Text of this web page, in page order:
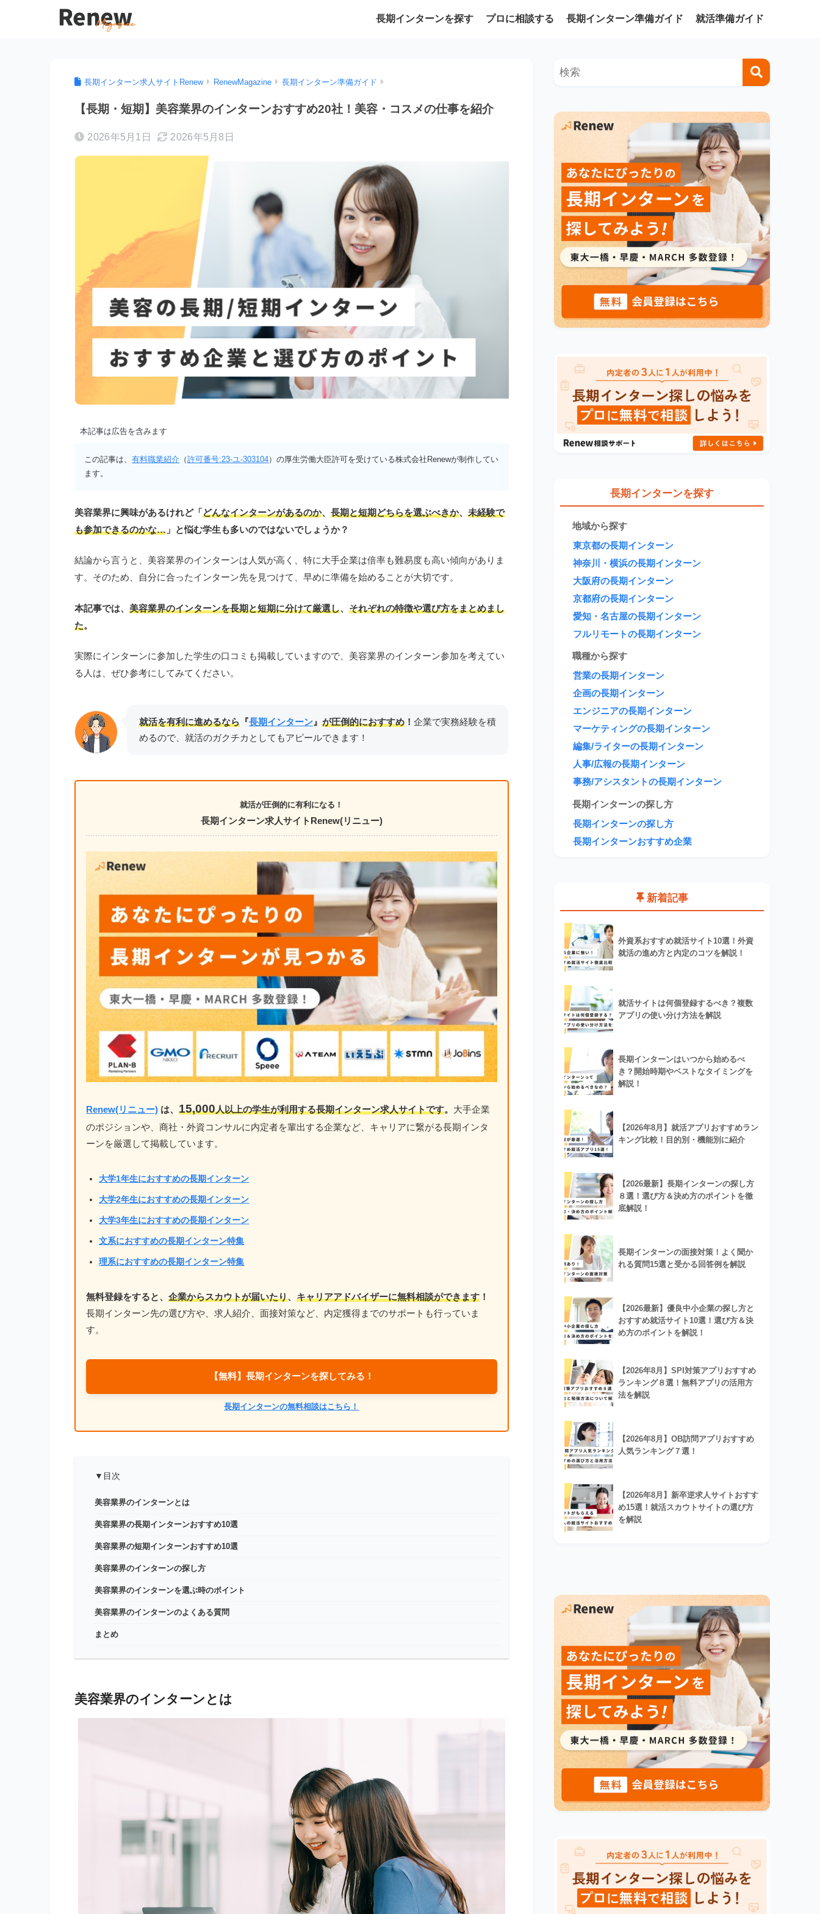
長期インターンを探す プロに相談する 長期インターン準備ガイド 就活準備ガイド
長期インターン求人サイトRenew RenewMagazine 長期インターン準備ガイド
【長期・短期】美容業界のインターンおすすめ20社！美容・コスメの仕事を紹介
2026年5月1日 2026年5月8日
本記事は広告を含みます
この記事は、有料職業紹介 （許可番号:23-ユ-303104）の厚生労働大臣許可を受けている株式会社Renewが制作してい
ます。
美容業界に興味があるけれど「 どんなインターンがあるのか、 長期と短期どちらを選ぶべきか、 未経験で
も参加できるのかな… 」と悩む学生も多いのではないでしょうか？
結論から言うと、美容業界のインターンは人気が高く、特に大手企業は倍率も難易度も高い傾向がありま
す。そのため、自分に合ったインターン先を見つけて、早めに準備を始めることが大切です。
本記事では、 美容業界のインターンを長期と短期に分けて厳選し、 それぞれの特徴や選び方をまとめまし
た。
実際にインターンに参加した学生の口コミも掲載していますので、美容業界のインターン参加を考えてい
る人は、ぜひ参考にしてみてください。
就活を有利に進めるなら 『長期インターン』 が圧倒的におすすめ ！ 企業で実務経験を積
めるので、就活のガクチカとしてもアピールできます！
就活が圧倒的に有利になる！
長期インターン求人サイトRenew(リニュー)
Renew(リニュー) は、15,000人以上の学生が利用する長期インターン求人サイトです。 大手企業
のポジションや、商社・外資コンサルに内定者を輩出する企業など、キャリアに繋がる長期インタ
ーンを厳選して掲載しています。
大学1年生におすすめの長期インターン
大学2年生におすすめの長期インターン
大学3年生におすすめの長期インターン
文系におすすめの長期インターン特集
理系におすすめの長期インターン特集
無料登録をすると、企業からスカウトが届いたり、キャリアアドバイザーに無料相談ができます ！
長期インターン先の選び方や、求人紹介、面接対策など、内定獲得までのサポートも行っていま
す。
【無料】長期インターンを探してみる！
長期インターンの無料相談はこちら！
▼目次
美容業界のインターンとは
美容業界の長期インターンおすすめ10選
美容業界の短期インターンおすすめ10選
美容業界のインターンの探し方
美容業界のインターンを選ぶ時のポイント
美容業界のインターンのよくある質問
まとめ
美容業界のインターンとは
長期インターンを探す
地域から探す
東京都の長期インターン
神奈川・横浜の長期インターン
大阪府の長期インターン
京都府の長期インターン
愛知・名古屋の長期インターン
フルリモートの長期インターン
職種から探す
営業の長期インターン
企画の長期インターン
エンジニアの長期インターン
マーケティングの長期インターン
編集/ライターの長期インターン
人事/広報の長期インターン
事務/アシスタントの長期インターン
長期インターンの探し方
長期インターンの探し方
長期インターンおすすめ企業
新着記事
外資系おすすめ就活サイト10選！外資
就活の進め方と内定のコツを解説！
就活サイトは何個登録するべき？複数
アプリの使い分け方法を解説
長期インターンはいつから始めるべ
き？開始時期やベストなタイミングを
解説！
【2026年8月】就活アプリおすすめラン
キング比較！目的別・機能別に紹介
【2026最新】長期インターンの探し方
８選！選び方＆決め方のポイントを徹
底解説！
長期インターンの面接対策！よく聞か
れる質問15選と受かる回答例を解説
【2026最新】優良中小企業の探し方と
おすすめ就活サイト10選！選び方＆決
め方のポイントを解説！
【2026年8月】SPI対策アプリおすすめ
ランキング８選！無料アプリの活用方
法を解説
【2026年8月】OB訪問アプリおすすめ
人気ランキング７選！
【2026年8月】新卒逆求人サイトおすす
め15選！就活スカウトサイトの選び方
を解説